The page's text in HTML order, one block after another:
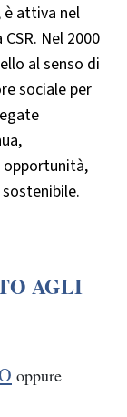
è attiva nel
Nel 2000
al senso di
sociale per
opportunità,
AGLI
oppure